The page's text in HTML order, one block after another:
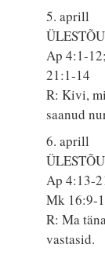
5. aprill
Ap 4:1-
21:1-14
R: Kivi,
saanud
6. aprill
Ap 4:13-
Mk 16:9-
R: Ma
vastasid.